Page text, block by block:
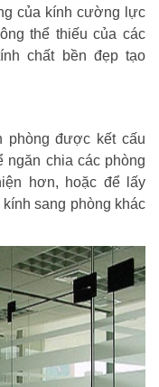
của kính cường lực
thể thiếu của các
chất bền đẹp tạo
phòng được kết cấu
ngăn chia các phòng
hơn, hoặc để lấy
sang phòng khác